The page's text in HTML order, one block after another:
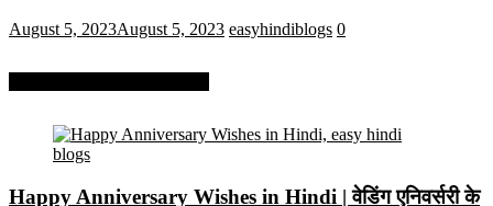
August 5, 2023August 5, 2023 easyhindiblogs 0
Happy Anniversary Wishes in Hindi | वेडिंग एनिवर्सरी के